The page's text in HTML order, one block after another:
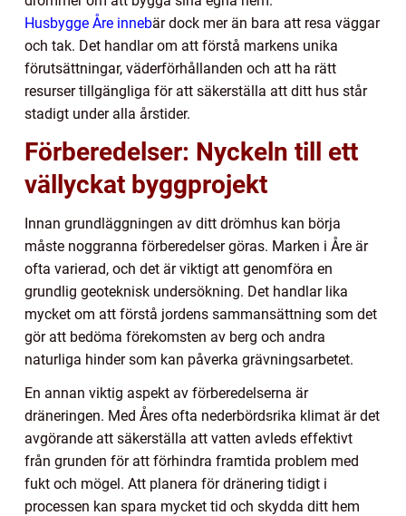
Husbygge Åre innebär dock mer än bara att resa väggar
och tak. Det handlar om att förstå markens unika
förutsättningar, väderförhållanden och att ha rätt
resurser tillgängliga för att säkerställa att ditt hus står
stadigt under alla årstider.
Förberedelser: Nyckeln till ett
vällyckat byggprojekt
Innan grundläggningen av ditt drömhus kan börja
måste noggranna förberedelser göras. Marken i Åre är
ofta varierad, och det är viktigt att genomföra en
grundlig geoteknisk undersökning. Det handlar lika
mycket om att förstå jordens sammansättning som det
gör att bedöma förekomsten av berg och andra
naturliga hinder som kan påverka grävningsarbetet.
En annan viktig aspekt av förberedelserna är
dräneringen. Med Åres ofta nederbördsrika klimat är det
avgörande att säkerställa att vatten avleds effektivt
från grunden för att förhindra framtida problem med
fukt och mögel. Att planera för dränering tidigt i
processen kan spara mycket tid och skydda ditt hem